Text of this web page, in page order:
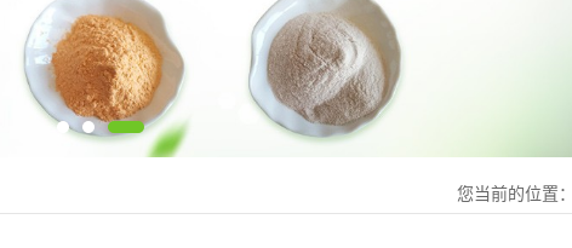
您当前的位置：